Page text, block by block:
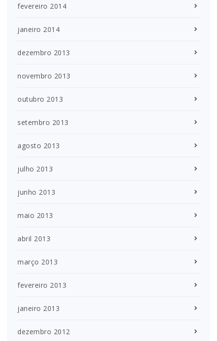
fevereiro 2014
janeiro 2014
dezembro 2013
novembro 2013
outubro 2013
setembro 2013
agosto 2013
julho 2013
junho 2013
maio 2013
abril 2013
março 2013
fevereiro 2013
janeiro 2013
dezembro 2012